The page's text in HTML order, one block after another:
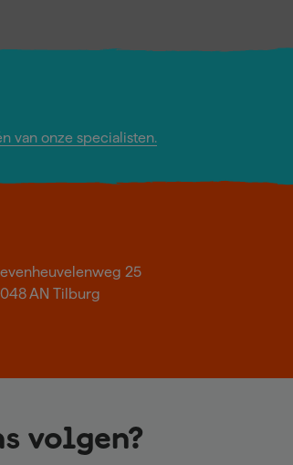
van onze specialisten.
25
AN Tilburg
volgen?